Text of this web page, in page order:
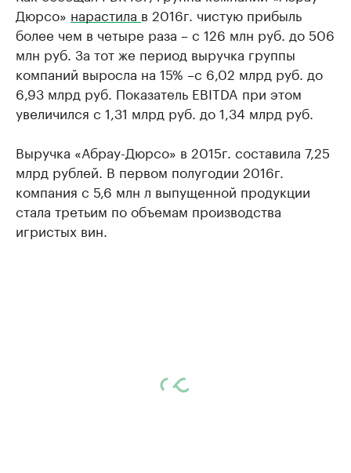
Дюрсо» нарастила в 2016г. чистую прибыль
более чем в четыре раза – с 126 млн руб. до 506
млн руб. За тот же период выручка группы
компаний выросла на 15% –с 6,02 млрд руб. до
6,93 млрд руб. Показатель EBITDA при этом
увеличился с 1,31 млрд руб. до 1,34 млрд руб.
Выручка «Абрау-Дюрсо» в 2015г. составила 7,25
млрд рублей. В первом полугодии 2016г.
компания с 5,6 млн л выпущенной продукции
стала третьим по объемам производства
игристых вин.